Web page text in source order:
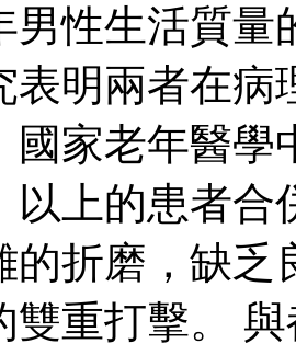
男性生活質量
表明兩者在
國家老年醫學
以上的患者合
的折磨，缺
雙重打擊。